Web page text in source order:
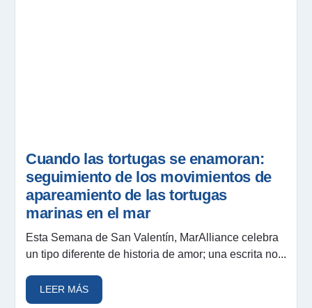
Cuando las tortugas se enamoran:
seguimiento de los movimientos de
apareamiento de las tortugas
marinas en el mar
Esta Semana de San Valentín, MarAlliance celebra
un tipo diferente de historia de amor; una escrita no...
LEER MÁS